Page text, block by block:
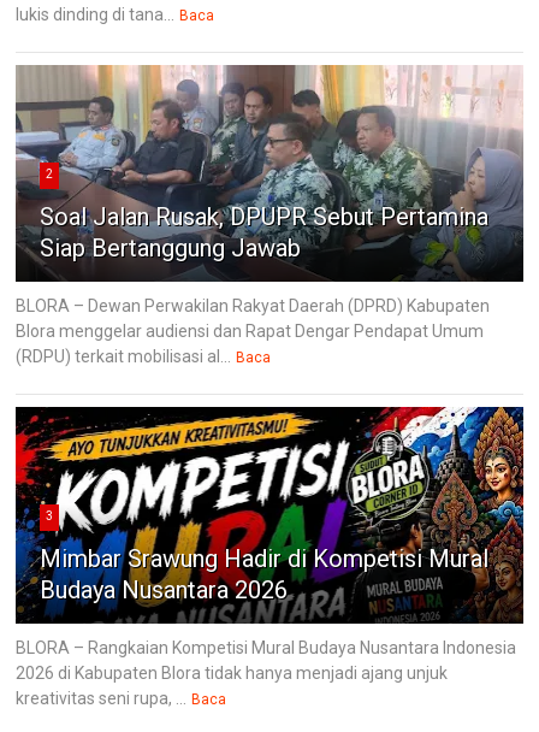
lukis dinding di tana...
Baca
2
Soal Jalan Rusak, DPUPR Sebut Pertamina
Siap Bertanggung Jawab
BLORA – Dewan Perwakilan Rakyat Daerah (DPRD) Kabupaten
Blora menggelar audiensi dan Rapat Dengar Pendapat Umum
(RDPU) terkait mobilisasi al...
Baca
3
Mimbar Srawung Hadir di Kompetisi Mural
Budaya Nusantara 2026
BLORA – Rangkaian Kompetisi Mural Budaya Nusantara Indonesia
2026 di Kabupaten Blora tidak hanya menjadi ajang unjuk
kreativitas seni rupa, ...
Baca